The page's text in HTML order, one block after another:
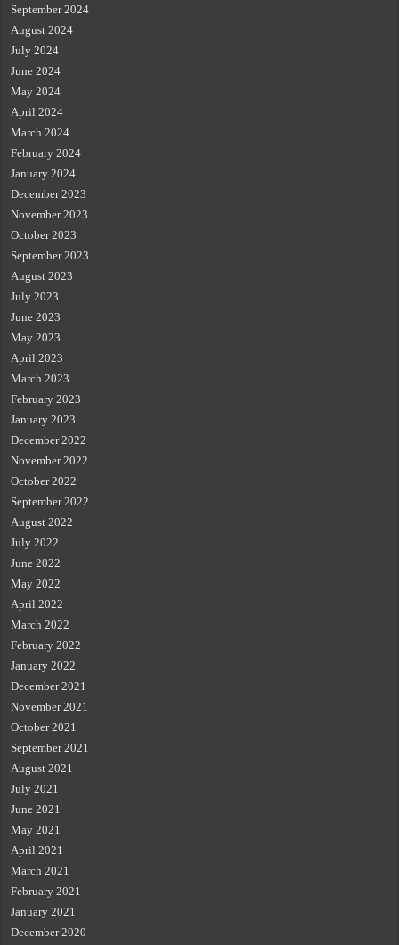
September 2024
August 2024
July 2024
June 2024
May 2024
April 2024
March 2024
February 2024
January 2024
December 2023
November 2023
October 2023
September 2023
August 2023
July 2023
June 2023
May 2023
April 2023
March 2023
February 2023
January 2023
December 2022
November 2022
October 2022
September 2022
August 2022
July 2022
June 2022
May 2022
April 2022
March 2022
February 2022
January 2022
December 2021
November 2021
October 2021
September 2021
August 2021
July 2021
June 2021
May 2021
April 2021
March 2021
February 2021
January 2021
December 2020